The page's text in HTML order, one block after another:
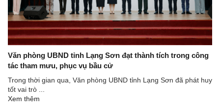
Văn phòng UBND tỉnh Lạng Sơn đạt thành tích trong công
tác tham mưu, phục vụ bầu cử
Trong thời gian qua, Văn phòng UBND tỉnh Lạng Sơn đã phát huy
tốt vai trò ...
Xem thêm